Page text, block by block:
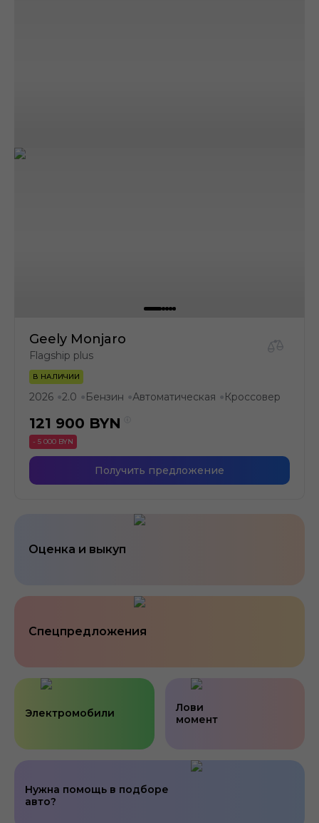
Geely Monjaro
Flagship plus
В НАЛИЧИИ
2026 ●2.0 ● Бензин ●Автоматическая ● Кроссовер
121 900 BYN
- 5 000 BYN
Получить предложение
Оценка и выкуп
Спецпредложения
Нужна помощь в подборе
авто?
Электромобили
Лови
момент